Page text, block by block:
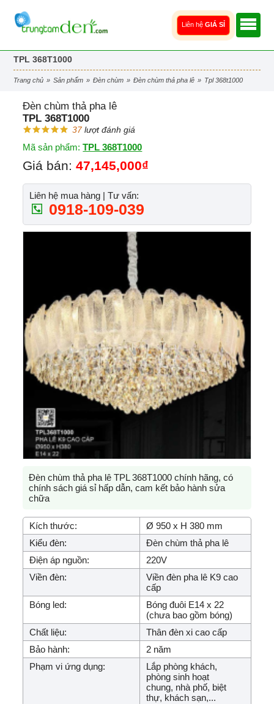
Liên hệ GIÁ SỈ
TPL 368T1000
trang chủ » sản phẩm » đèn chùm » đèn chùm thả pha lê » tpl 368t1000
Đèn chùm thả pha lê
TPL 368T1000
37lượt đánh giá
Mã sản phẩm:TPL 368T1000
Giá bán:47,145,000₫
Liên hệ mua hàng | Tư vấn:
0918-109-039
Đèn chùm thả pha lê TPL 368T1000 chính hãng, có
chính sách giá sỉ hấp dẫn, cam kết bảo hành sửa
chữa
Kích thước:
Ø 950 x H 380 mm
Kiểu đèn:
Đèn chùm thả pha lê
Điện áp nguồn:
220V
Viền đèn:
Viền đèn pha lê K9 cao
cấp
Bóng led:
Bóng đuôi E14 x 22
(chưa bao gồm bóng)
Chất liệu:
Thân đèn xi cao cấp
Bảo hành:
2 năm
Phạm vi ứng dụng:
Lắp phòng khách,
phòng sinh hoạt
chung, nhà phố, biệt
thự, khách sạn,...